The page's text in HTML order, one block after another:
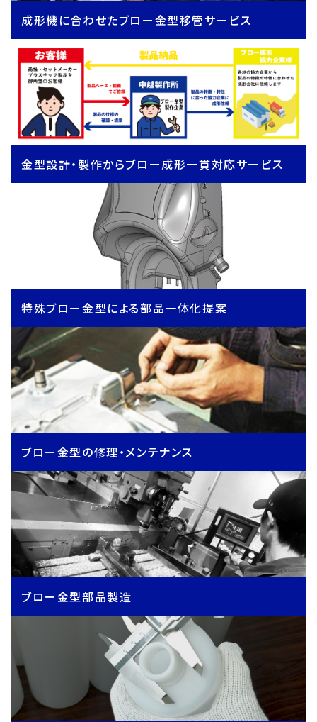
成形機に合わせたブロー金型移管サービス
金型設計・製作からブロー成形一貫対応サービス
特殊ブロー金型による部品一体化提案
ブロー金型の修理・メンテナンス
ブロー金型部品製造